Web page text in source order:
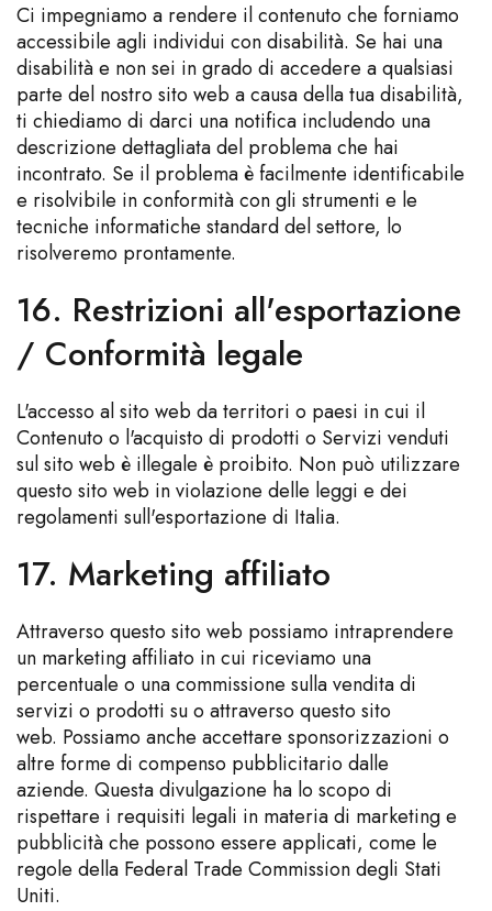
Ci impegniamo a rendere il contenuto che forniamo
accessibile agli individui con disabilità. Se hai una
disabilità e non sei in grado di accedere a qualsiasi
parte del nostro sito web a causa della tua disabilità,
ti chiediamo di darci una notifica includendo una
descrizione dettagliata del problema che hai
incontrato. Se il problema è facilmente identificabile
e risolvibile in conformità con gli strumenti e le
tecniche informatiche standard del settore, lo
risolveremo prontamente.
16. Restrizioni all'esportazione
/ Conformità legale
L'accesso al sito web da territori o paesi in cui il
Contenuto o l'acquisto di prodotti o Servizi venduti
sul sito web è illegale è proibito. Non può utilizzare
questo sito web in violazione delle leggi e dei
regolamenti sull'esportazione di Italia.
17. Marketing affiliato
Attraverso questo sito web possiamo intraprendere
un marketing affiliato in cui riceviamo una
percentuale o una commissione sulla vendita di
servizi o prodotti su o attraverso questo sito
web. Possiamo anche accettare sponsorizzazioni o
altre forme di compenso pubblicitario dalle
aziende. Questa divulgazione ha lo scopo di
rispettare i requisiti legali in materia di marketing e
pubblicità che possono essere applicati, come le
regole della Federal Trade Commission degli Stati
Uniti.